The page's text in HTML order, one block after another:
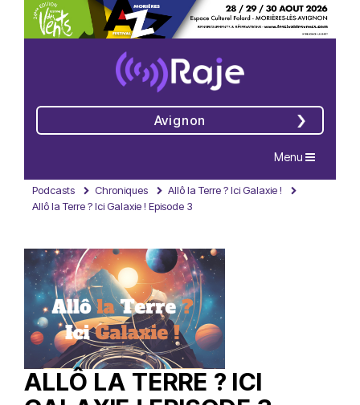
Avignon
Navigation
Menu
Podcasts Chroniques
Allô la Terre ? Ici Galaxie !
Allô la Terre ? Ici Galaxie ! Episode 3
ALLÔ LA TERRE ? ICI